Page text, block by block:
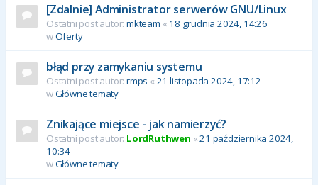
[Zdalnie] Administrator serwerów GNU/Linux
Ostatni post autor: mkteam « 18 grudnia 2024, 14:26
wOferty
błąd przy zamykaniu systemu
Ostatni post autor: rmps « 21 listopada 2024, 17:12
wGłówne tematy
Znikające miejsce - jak namierzyć?
Ostatni post autor: LordRuthwen «21 października 2024,
10:34
wGłówne tematy